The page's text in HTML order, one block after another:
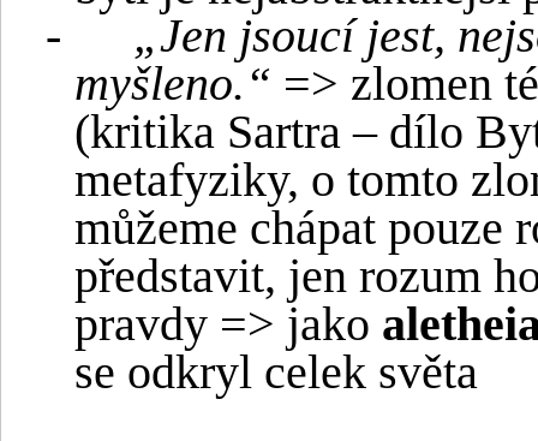
-
„Jen jsoucí jest,
myšleno.“ => zlomen
(kritika Sartra – dílo
metafyziky, o tomto
můžeme chápat pouze
představit, jen rozum
pravdy => jako
se odkryl celek světa